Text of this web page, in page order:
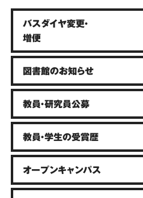
バスダイヤ変更・
増便
図書館のお知らせ
教員・研究員公募
教員・学生の受賞歴
オープンキャンパス